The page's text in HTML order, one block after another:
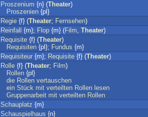
Proszenium {n} (Theater)
Proszenien {pl}
Regie {f} (Theater; Fernsehen)
Reinfall {m}; Flop {m} (Film, Theater)
Requisite {f} (Theater)
Requisiten {pl}; Fundus {m}
Requisiteur {m}; Requisite {f} (Theater)
Rolle {f} (Theater; Film)
Rollen {pl}
die Rollen vertauschen
ein Stück mit verteilten Rollen lesen
Gruppenarbeit mit verteilten Rollen
Schauplatz {m}
Schauspielhaus {n}